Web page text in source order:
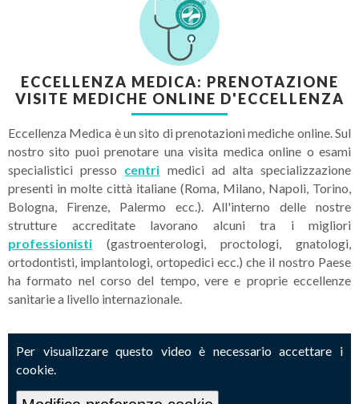
ECCELLENZA MEDICA: PRENOTAZIONE
VISITE MEDICHE ONLINE D'ECCELLENZA
Eccellenza Medica è un sito di prenotazioni mediche online. Sul
nostro sito puoi prenotare una visita medica online o esami
specialistici presso centri medici ad alta specializzazione
presenti in molte città italiane (Roma, Milano, Napoli, Torino,
Bologna, Firenze, Palermo ecc.). All'interno delle nostre
strutture accreditate lavorano alcuni tra i migliori
professionisti (gastroenterologi, proctologi, gnatologi,
ortodontisti, implantologi, ortopedici ecc.) che il nostro Paese
ha formato nel corso del tempo, vere e proprie eccellenze
sanitarie a livello internazionale.
Per visualizzare questo video è necessario accettare i
cookie.